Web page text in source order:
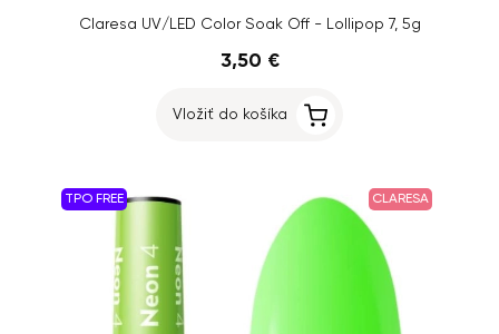
Claresa UV/LED Color Soak Off - Lollipop 7, 5g
3,50 €
Vložiť do košíka
TPO FREE CLARESA